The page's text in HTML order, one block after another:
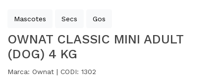
Mascotes Secs Gos
OWNAT CLASSIC MINI ADULT
(DOG) 4 KG
Marca: Ownat | CODI: 1302